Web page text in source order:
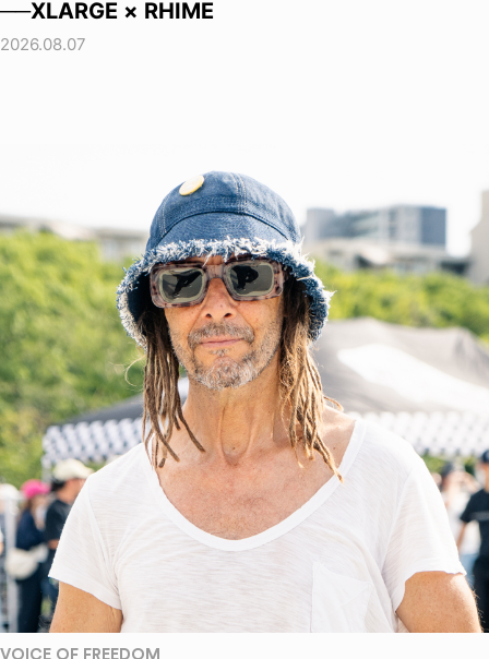
──XLARGE × RHIME
2026.08.07
VOICE OF FREEDOM